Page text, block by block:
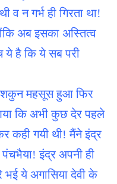
व न गर्भ ही गिरता था!
अब इसका अस्तित्व
ये है कि ये सब परी
शकुन महसूस हुआ फिर
कि अभी कुछ देर पहले
कही गयी थी! मैंने इंद्र
इंद्र अपनी ही
ये अगासिया देवी के